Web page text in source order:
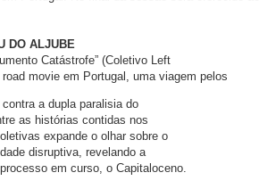
DO ALJUBE
Catástrofe” (Coletivo Left
movie em Portugal, uma viagem pelos
a dupla paralisia do
as histórias contidas nos
expande o olhar sobre o
disruptiva, revelando a
em curso, o Capitaloceno.